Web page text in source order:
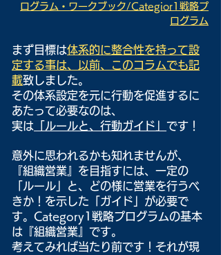
ログラム・ワークブック/Categior1戦略プ
ログラム
まず目標は体系的に整合性を持って設
定する事は、以前、このコラムでも記
載致しました。
その体系設定を元に行動を促進するに
あたって必要なのは、
実は 「ルールと、行動ガイド」 です！
意外に思われるかも知れませんが、
『組織営業』を目指すには、一定の
「ルール」と、どの様に営業を行うべ
きか！を示した「ガイド」が必要で
す。Category1戦略プログラムの基本
は『組織営業』です。
考えてみれば当たり前です！それが現